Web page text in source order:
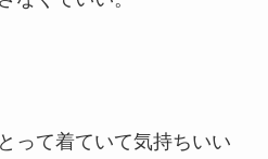
って着ていて気持ちいい